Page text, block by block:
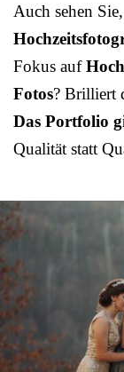
Auch sehen Sie,
Fokus auf
Fotos? Brilliert
Das Portfolio
Qualität statt